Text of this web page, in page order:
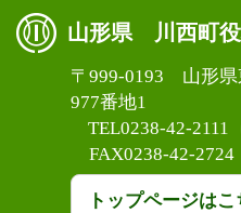
山形県 川西町
〒999-0193 山形県
977番地1
TEL0238-42-2111
FAX0238-42-2724
トップページはこ